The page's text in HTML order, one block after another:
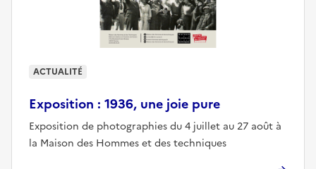
Exposition : 1936, une joie pure
Exposition de photographies du 4 juillet au 27 août à
la Maison des Hommes et des techniques
ACTUALITÉ